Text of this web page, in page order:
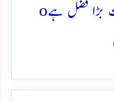
بڑا فضل ہےo